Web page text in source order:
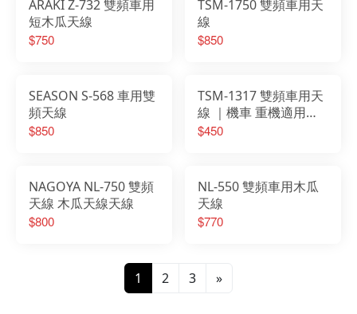
ARAKI Z-732 雙頻車用
短木瓜天線
$750
TSM-1750 雙頻車用天
線
$850
SEASON S-568 車用雙
頻天線
$850
TSM-1317 雙頻車用天
線 ｜機車 重機適用｜
黑銀兩色
$450
NAGOYA NL-750 雙頻
天線 木瓜天線天線
$800
NL-550 雙頻車用木瓜
天線
$770
1 2 3 »